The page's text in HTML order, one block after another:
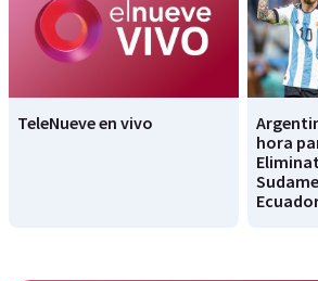
TeleNueve en vivo
hora